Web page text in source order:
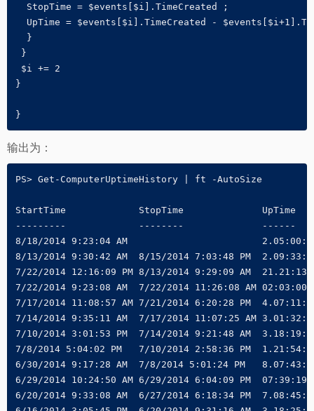
  StopTime = $events[$i].TimeCreated ;
UpTime = $events[$i].TimeCreated -
  }
}
$i += 2
}
}
输出为：
PS> Get-ComputerUptimeHistory | ft -AutoSize
StartTime             StopTime              UpTime
---------             --------              ------
8/18/2014 9:23:04 AM
8/13/2014 9:30:42 AM  8/15/2014 7:03:48 PM
7/22/2014 12:16:09 PM 8/13/2014 9:29:09 AM
7/22/2014 9:23:08 AM  7/22/2014 11:26:08 AM 02:03:00
7/17/2014 11:08:57 AM 7/21/2014 6:20:28 PM
7/14/2014 9:35:11 AM  7/17/2014 11:07:25 AM
7/10/2014 3:01:53 PM  7/14/2014 9:21:48 AM
7/8/2014 5:04:02 PM   7/10/2014 2:58:36 PM
6/30/2014 9:17:28 AM  7/8/2014 5:01:24 PM
6/29/2014 10:24:50 AM 6/29/2014 6:04:09 PM  07:39:19
6/20/2014 9:33:08 AM  6/27/2014 6:18:34 PM